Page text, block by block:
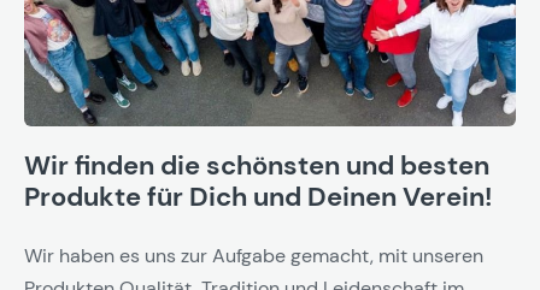
Wir finden die schönsten und besten
Produkte für Dich und Deinen Verein!
Wir haben es uns zur Aufgabe gemacht, mit unseren